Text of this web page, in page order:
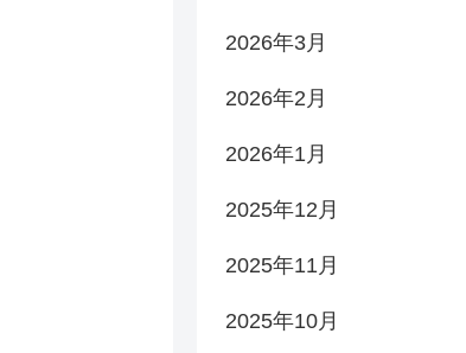
2026年3月
2026年2月
2026年1月
2025年12月
2025年11月
2025年10月